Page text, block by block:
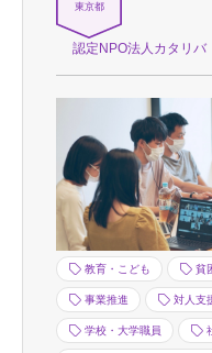
東京都
認定NPO法人カタリバ
教育・こども 貧
事業推進 対人支
学校・大学職員